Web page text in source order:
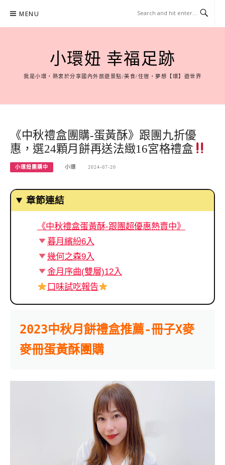
content
MENU
小環妞 幸福足跡
我是小環，熱衷於分享國內外旅遊景點/美食/住宿，夢想【環】遊世界
《中秋禮盒團購-蛋黃酥》跟團九折優
惠，選24顆月餅再送法緻16宮格禮盒
小環妞團購中 小環 2024-07-20
章節連結
《中秋禮盒蛋黃酥-跟團超優惠熱賣中》
暮月繽紛6入
幾何之森9入
金月序曲(雙層)12入
口味試吃報告
2023中秋月餅禮盒推薦-冊子X麥
麥冊蛋黃酥團購